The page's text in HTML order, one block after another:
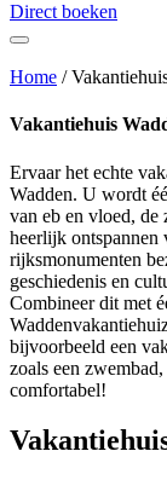
Direct boeken
Home /
Vakantiehuis
Ervaar het echte
Wadden. U wordt
van eb en vloed, de
heerlijk ontspannen
rijksmonumenten
geschiedenis en
Combineer dit met
bijvoorbeeld een
zoals een
comfortabel!